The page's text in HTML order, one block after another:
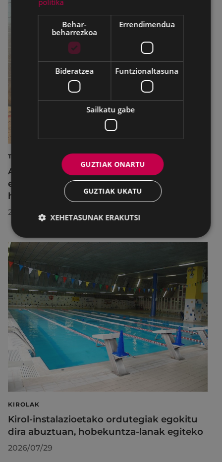
TURISMOA
Azahara Dominguez diputatuak Eibarko
eraldaketa turistikoa nabarmendu du
herrira egin duen bisitan
2026/07/30
KIROLAK
Kirol-instalazioetako ordutegiak egokitu
dira abuztuan, hobekuntza-lanak egiteko
2026/07/29
Behar-
beharrezkoa
Errendimendua
Bideratzea Funtzionaltasuna
Sailkatu gabe
GUZTIAK ONARTU
GUZTIAK UKATU
XEHETASUNAK ERAKUTSI